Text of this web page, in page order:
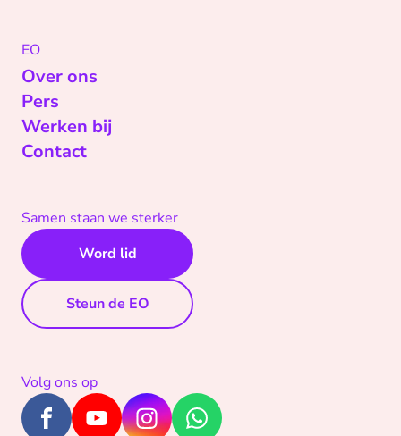
EO
Over ons
Pers
Werken bij
Contact
Samen staan we sterker
Word lid
Steun de EO
Volg ons op